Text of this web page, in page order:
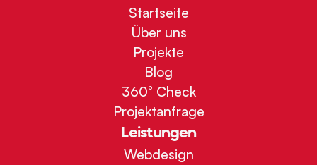
Startseite
Über uns
Projekte
Blog
360° Check
Projektanfrage
Leistungen
Webdesign